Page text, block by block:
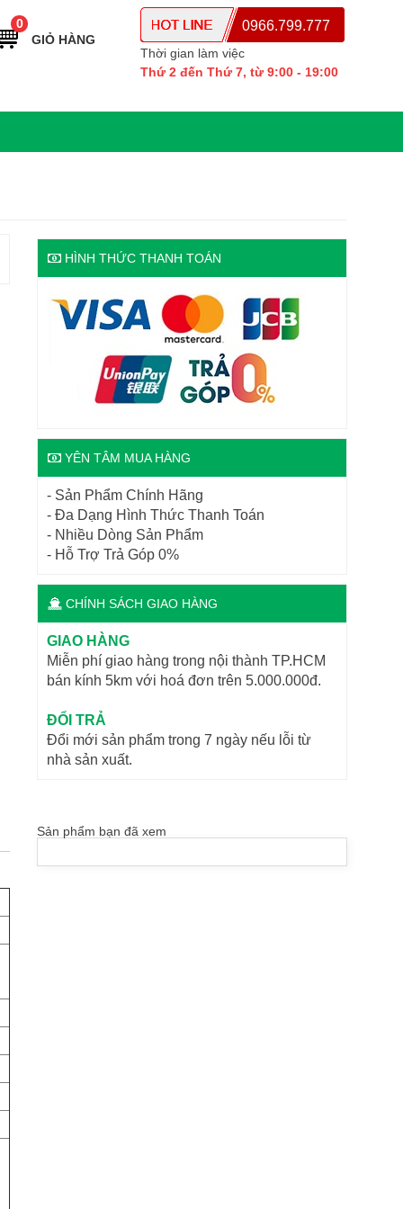
0966.799.777
Thời gian làm việc
Thứ 2 đến Thứ 7, từ 9:00 - 19:00
0
GIỎ HÀNG
HÌNH THỨC THANH TOÁN
YÊN TÂM MUA HÀNG
- Sản Phẩm Chính Hãng
- Đa Dạng Hình Thức Thanh Toán
- Nhiều Dòng Sản Phẩm
- Hỗ Trợ Trả Góp 0%
CHÍNH SÁCH GIAO HÀNG
GIAO HÀNG
Miễn phí giao hàng trong nội thành TP.HCM
bán kính 5km với hoá đơn trên 5.000.000đ.
ĐỔI TRẢ
Đổi mới sản phẩm trong 7 ngày nếu lỗi từ
nhà sản xuất.
Sản phẩm bạn đã xem